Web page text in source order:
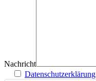
Nachricht
Datenschutzerklärung